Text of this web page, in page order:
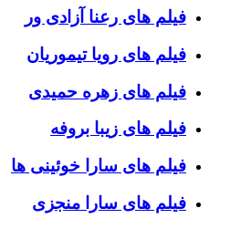
فیلم های رعنا آزادی ور
فیلم های رویا تیموریان
فیلم های زهره حمیدی
فیلم های زیبا بروفه
فیلم های سارا خوئینی ها
فیلم های سارا منجزی